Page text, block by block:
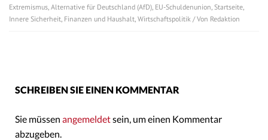
Extremismus Alternative für Deutschland (AfD) EU-Schuldenunion Startseite
Innere Sicherheit Finanzen und Haushalt Wirtschaftspolitik / Von Redaktion
SCHREIBEN SIE EINEN KOMMENTAR
Sie müssen angemeldetsein, um einen Kommentar
abzugeben.